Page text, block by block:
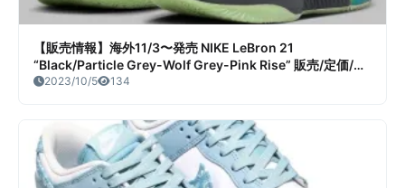
【販売情報】海外11/3〜発売 NIKE LeBron 21
“Black/Particle Grey-Wolf Grey-Pink Rise” 販売/定価/店
舗まとめ
2023/10/5 134